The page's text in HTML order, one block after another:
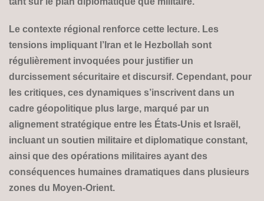
Le contexte régional renforce cette lecture. Les
tensions impliquant l’Iran et le Hezbollah sont
régulièrement invoquées pour justifier un
durcissement sécuritaire et discursif. Cependant, pour
les critiques, ces dynamiques s’inscrivent dans un
cadre géopolitique plus large, marqué par un
alignement stratégique entre les États-Unis et Israël,
incluant un soutien militaire et diplomatique constant,
ainsi que des opérations militaires ayant des
conséquences humaines dramatiques dans plusieurs
zones du Moyen-Orient.